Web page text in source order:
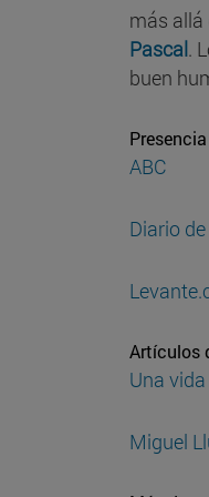
más allá
Pascal.
buen
ABC
Diario
Artículos
Una
Miguel